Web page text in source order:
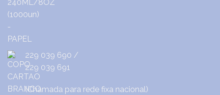
229 039 690 /
229 039 691
(Chamada para rede fixa nacional)